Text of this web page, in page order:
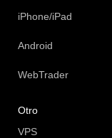
iPhone/iPad
Android
WebTrader
Otro
VPS